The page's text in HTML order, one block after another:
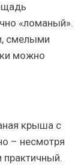
«ломаный».
смелыми
можно
крыша с
– несмотря